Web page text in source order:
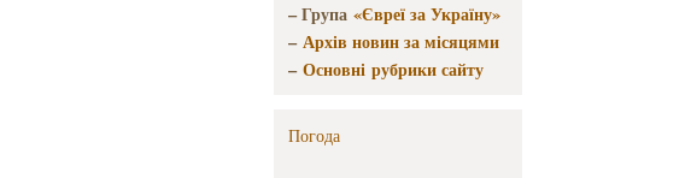
– Група «Євреї за Україну»
–Архів новин за місяцями
–Основні рубрики сайту
Погода